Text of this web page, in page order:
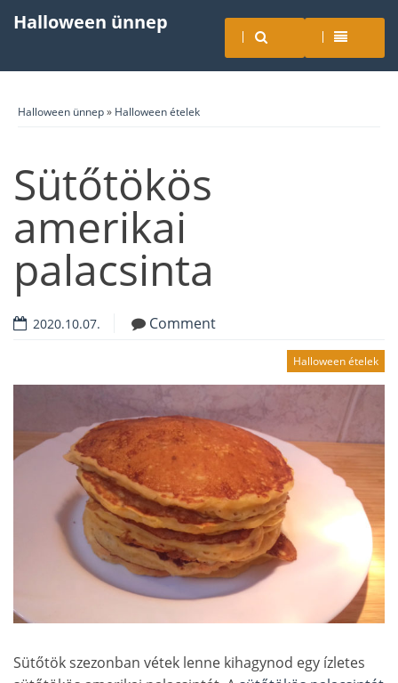
Halloween ünnep
Halloween ünnep» Halloween ételek
Sütőtökös
amerikai
palacsinta
2020.10.07. Comment
Halloween ételek
Sütőtök szezonban vétek lenne kihagynod egy ízletes